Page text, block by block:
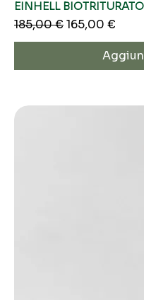
EINHELL
Prezzo regolare
185,00 €Prezzo
165,00 €